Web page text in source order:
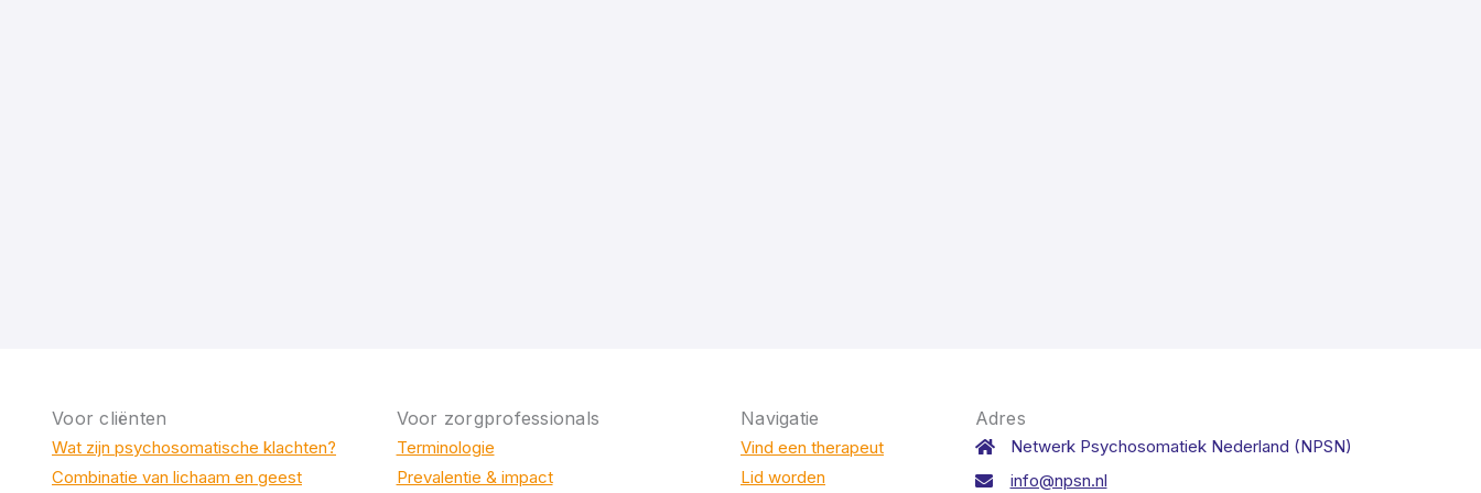
Voor cliënten
Wat zijn psychosomatische klachten?
Combinatie van lichaam en geest
Voor zorgprofessionals
Terminologie
Prevalentie & impact
Navigatie
Vind een therapeut
Lid worden
Adres
Netwerk Psychosomatiek Nederland (NPSN)
info@npsn.nl